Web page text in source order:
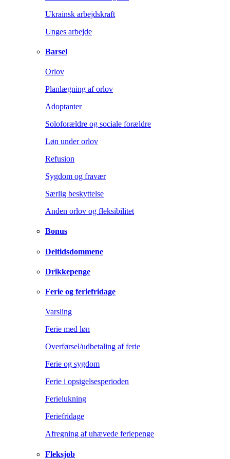
Ukrainsk arbejdskraft
Unges arbejde
Barsel
Orlov
Planlægning af orlov
Adoptanter
Soloforældre og sociale forældre
Løn under orlov
Refusion
Sygdom og fravær
Særlig beskyttelse
Anden orlov og fleksibilitet
Bonus
Deltidsdommene
Drikkepenge
Ferie og feriefridage
Varsling
Ferie med løn
Overførsel/udbetaling af ferie
Ferie og sygdom
Ferie i opsigelsesperioden
Ferielukning
Feriefridage
Afregning af uhævede feriepenge
Fleksjob